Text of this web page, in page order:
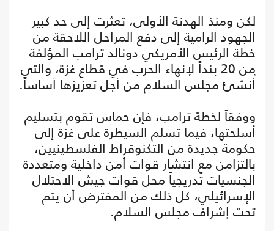
لكن ومنذ الهدنة الأولى، تعثرت إلى حد كبير
الجهود الرامية إلى دفع المراحل اللاحقة من
خطة الرئيس الأمريكي دونالد ترامب المؤلفة
من 20 بنداً لإنهاء الحرب في قطاع غزة، والتي
أُنشئ مجلس السلام من أجل تعزيزها أساساً.
ووفقاً لخطة ترامب، فإن حماس تقوم بتسليم
أسلحتها، فيما تسلم السيطرة على غزة إلى
حكومة جديدة من التكنوقراط الفلسطينيين،
بالتزامن مع انتشار قوات أمن داخلية ومتعددة
الجنسيات تدريجياً محل قوات جيش الاحتلال
الإسرائيلي، كل ذلك من المفترض أن يتم
تحت إشراف مجلس السلام.